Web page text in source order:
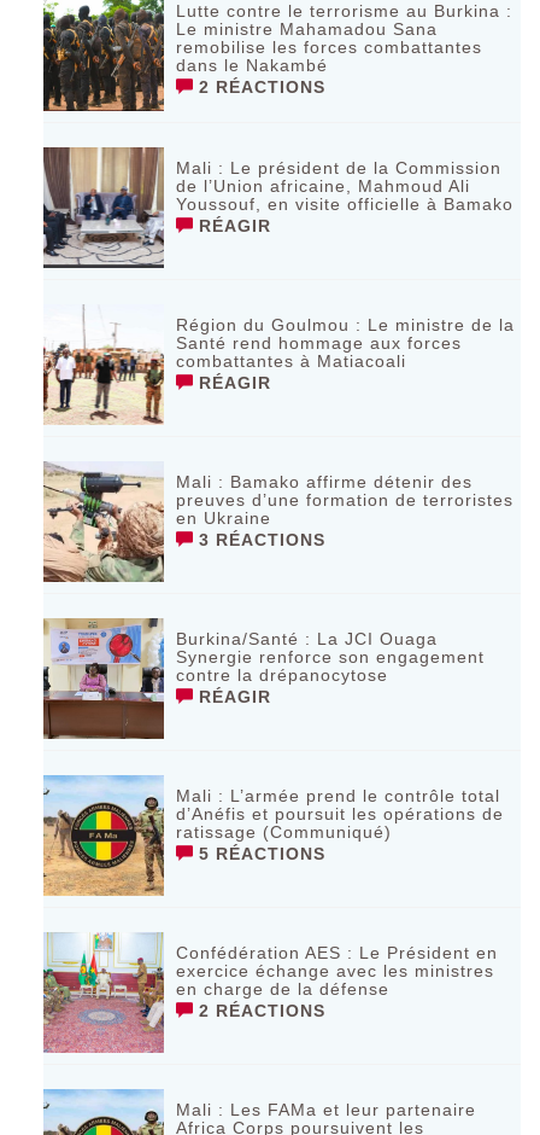
Lutte contre le terrorisme au Burkina :
Le ministre Mahamadou Sana
remobilise les forces combattantes
dans le Nakambé
2 RÉACTIONS
Mali : Le président de la Commission
de l’Union africaine, Mahmoud Ali
Youssouf, en visite officielle à Bamako
RÉAGIR
Région du Goulmou : Le ministre de la
Santé rend hommage aux forces
combattantes à Matiacoali
RÉAGIR
Mali : Bamako affirme détenir des
preuves d’une formation de terroristes
en Ukraine
3 RÉACTIONS
Burkina/Santé : La JCI Ouaga
Synergie renforce son engagement
contre la drépanocytose
RÉAGIR
Mali : L’armée prend le contrôle total
d’Anéfis et poursuit les opérations de
ratissage (Communiqué)
5 RÉACTIONS
Confédération AES : Le Président en
exercice échange avec les ministres
en charge de la défense
2 RÉACTIONS
Mali : Les FAMa et leur partenaire
Africa Corps poursuivent les